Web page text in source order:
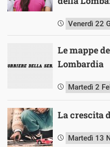
Venerdì 22
Le mappe
Lombardia
Martedì 2
La crescita
Martedì 13